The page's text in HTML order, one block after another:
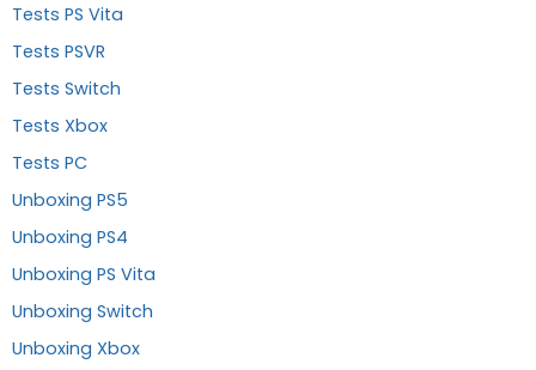
Tests PS Vita
Tests PSVR
Tests Switch
Tests Xbox
Tests PC
Unboxing PS5
Unboxing PS4
Unboxing PS Vita
Unboxing Switch
Unboxing Xbox